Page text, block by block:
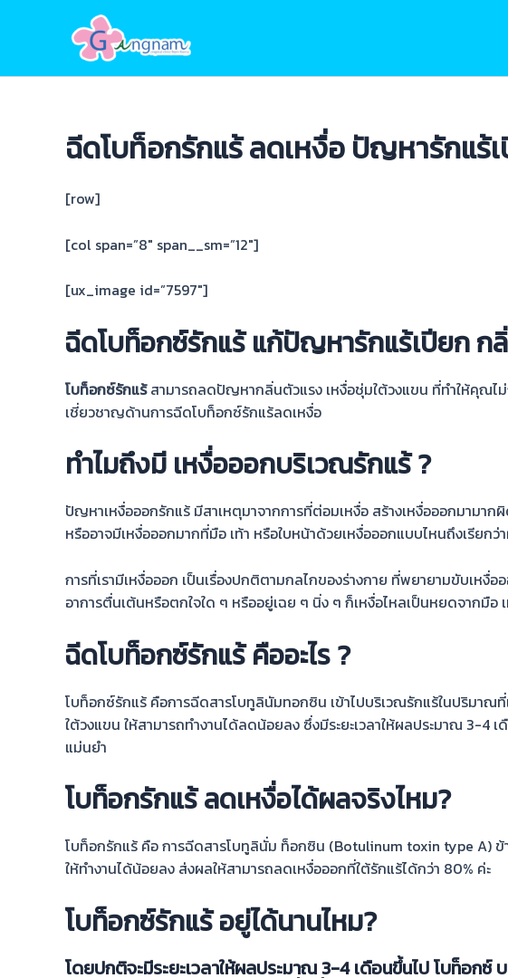
ฉีดโบท็อกรักแร้ ลดเหงื่อ ปัญหารักแร้
[row]
[col span=”8″ span__sm=”12″]
[ux_image id=”7597″]
ฉีดโบท็อกซ์รักแร้ แก้ปัญหารักแร้เปียก ก
โบท็อกซ์รักแร้สามารถลดปัญหากลิ่นตัวแรง เหงื่อชุ่มใต้วงแขน ที่ทำให้คุณไ
เชี่ยวชาญด้านการฉีดโบท็อกซ์รักแร้ลดเหงื่อ
ทำไมถึงมี เหงื่อออกบริเวณรักแร้ ?
ปัญหาเหงื่อออกรักแร้ มีสาเหตุมาจากการที่ต่อมเหงื่อ สร้างเหงื่อออกมาม
หรืออาจมีเหงื่อออกมากที่มือ เท้า หรือใบหน้าด้วยเหงื่อออกแบบไหนถึงเรียก
การที่เรามีเหงื่อออก เป็นเรื่องปกติตามกลไกของร่างกาย ที่พยายามขับเห
อาการตื่นเต้นหรือตกใจใด ๆ หรืออยู่เฉย ๆ นิ่ง ๆ ก็เหงื่อไหลเป็นหยดจากมื
ฉีดโบท็อกซ์รักแร้ คืออะไร ?
โบท็อกซ์รักแร้ คือการฉีดสารโบทูลินัมทอกซิน เข้าไปบริเวณรักแร้ในปริมา
ใต้วงแขน ให้สามารถทำงานได้ลดน้อยลง ซึ่งมีระยะเวลาให้ผลประมาณ
แม่นยำ
โบท็อกรักแร้ ลดเหงื่อได้ผลจริงไหม?
โบท็อกรักแร้ คือ การฉีดสารโบทูลินั่ม ท็อกซิน (Botulinum toxin type A)
ให้ทำงานได้น้อยลง ส่งผลให้สามารถลดเหงื่อออกที่ใต้รักแร้ได้กว่า 80% ค่ะ
โบท็อกซ์รักแร้ อยู่ได้นานไหม?
โดยปกติจะมีระยะเวลาให้ผลประมาณ 3-4 เดือนขึ้นไปโบท็อกซ์บ